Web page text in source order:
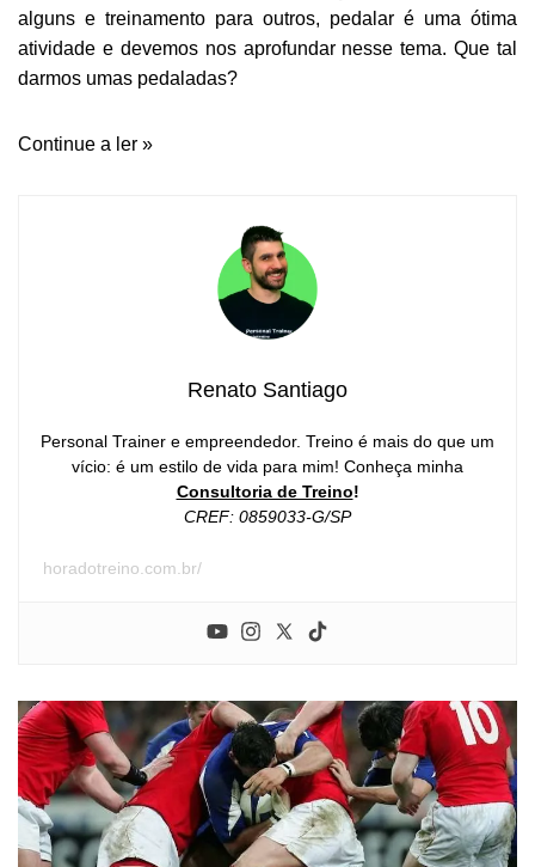
alguns e treinamento para outros, pedalar é uma ótima
atividade e devemos nos aprofundar nesse tema. Que tal
darmos umas pedaladas?
Continue a ler »
Renato Santiago
Personal Trainer e empreendedor. Treino é mais do que um
vício: é um estilo de vida para mim! Conheça minha
Consultoria de Treino!
CREF: 0859033-G/SP
horadotreino.com.br/